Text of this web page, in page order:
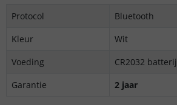
Protocol
Bluetooth
Kleur
Wit
Voeding
CR2032 batterij
Garantie
2 jaar